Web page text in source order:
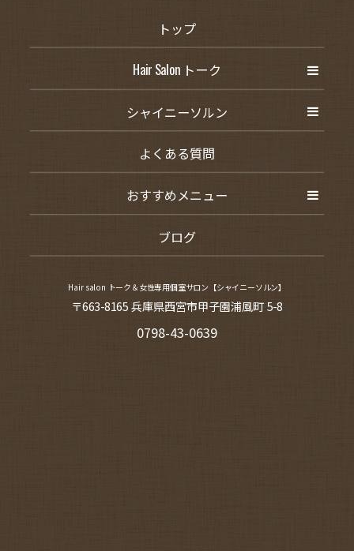
トップ
Hair Salon トーク
シャイニーソルン
よくある質問
おすすめメニュー
ブログ
Hair salon トーク＆女性専用個室サロン【シャイニーソルン】
〒663-8165 兵庫県西宮市甲子園浦風町 5-8
0798-43-0639